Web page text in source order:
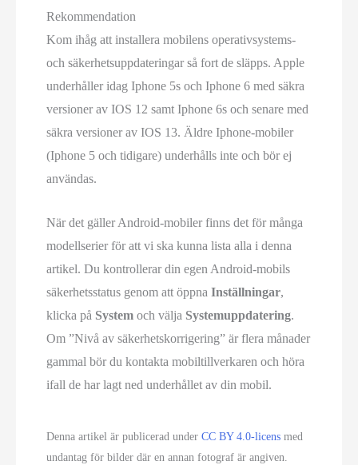
Rekommendation
Kom ihåg att installera mobilens operativsystems-
och säkerhetsuppdateringar så fort de släpps. Apple
underhåller idag Iphone 5s och Iphone 6 med säkra
versioner av IOS 12 samt Iphone 6s och senare med
säkra versioner av IOS 13. Äldre Iphone-mobiler
(Iphone 5 och tidigare) underhålls inte och bör ej
användas.
När det gäller Android-mobiler finns det för många
modellserier för att vi ska kunna lista alla i denna
artikel. Du kontrollerar din egen Android-mobils
säkerhetsstatus genom att öppnaInställningar,
klicka på System och välja Systemuppdatering.
Om ”Nivå av säkerhetskorrigering” är flera månader
gammal bör du kontakta mobiltillverkaren och höra
ifall de har lagt ned underhållet av din mobil.
Denna artikel är publicerad underCC BY 4.0-licens med
undantag för bilder där en annan fotograf är angiven.